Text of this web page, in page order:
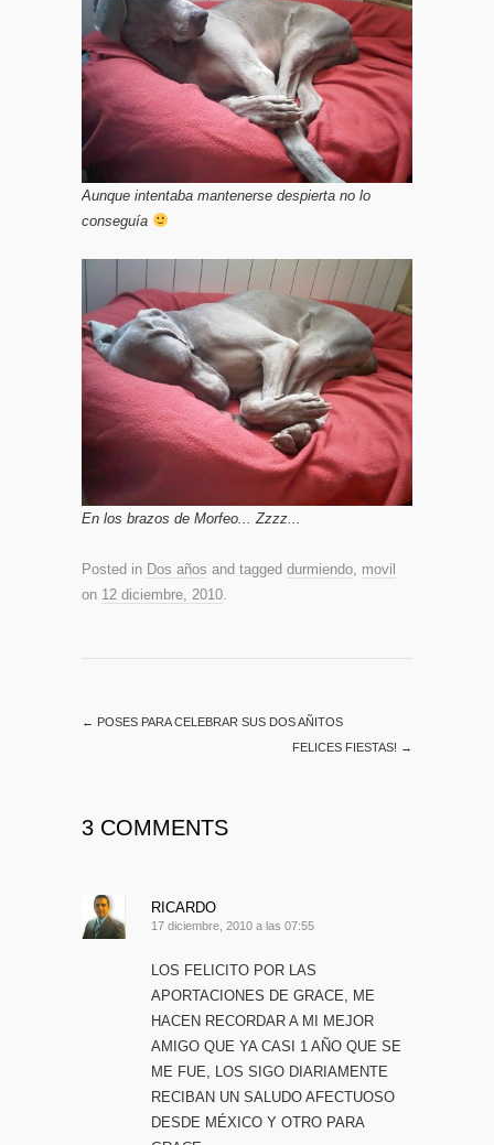
Aunque intentaba mantenerse despierta no lo
conseguía
En los brazos de Morfeo... Zzzz...
Posted in Dos años and tagged durmiendo, movil
on 12 diciembre, 2010.
← POSES PARA CELEBRAR SUS DOS AÑITOS
FELICES FIESTAS! →
3 COMMENTS
RICARDO
17 diciembre, 2010 a las 07:55
LOS FELICITO POR LAS
APORTACIONES DE GRACE, ME
HACEN RECORDAR A MI MEJOR
AMIGO QUE YA CASI 1 AÑO QUE SE
ME FUE, LOS SIGO DIARIAMENTE
RECIBAN UN SALUDO AFECTUOSO
DESDE MÉXICO Y OTRO PARA